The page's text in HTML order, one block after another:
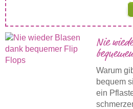
Nie
Warum
bequem
ein